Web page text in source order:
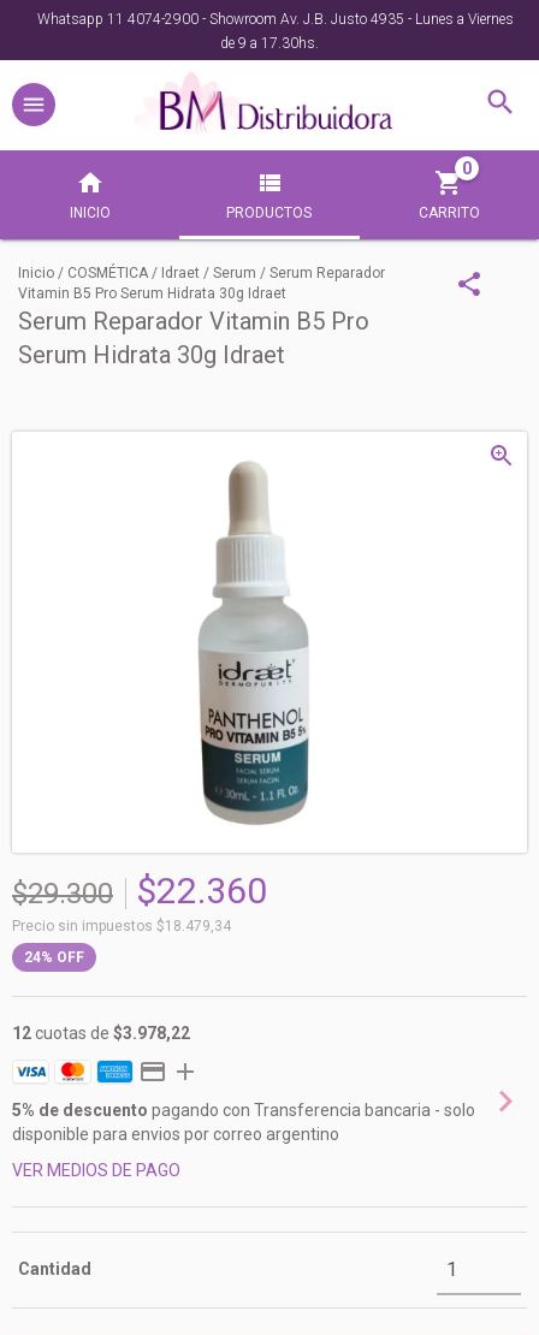
Whatsapp 11 4074-2900 - Showroom Av. J.B. Justo 4935 - Lunes a Viernes
de 9 a 17.30hs.
INICIO PRODUCTOS CARRITO
0
Inicio / COSMÉTICA / Idraet / Serum / Serum Reparador
Vitamin B5 Pro Serum Hidrata 30g Idraet
Serum Reparador Vitamin B5 Pro
Serum Hidrata 30g Idraet
$29.300 $22.360
Precio sin impuestos $18.479,34
24% OFF
12cuotas de $3.978,22
5% de descuento pagando con Transferencia bancaria - solo
disponible para envios por correo argentino
VER MEDIOS DE PAGO
Cantidad